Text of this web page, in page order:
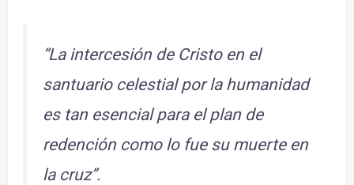
“La intercesión de Cristo en el
santuario celestial por la humanidad
es tan esencial para el plan de
redención como lo fue su muerte en
la cruz”.